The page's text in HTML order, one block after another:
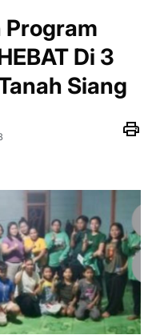
Program
Di 3
Siang